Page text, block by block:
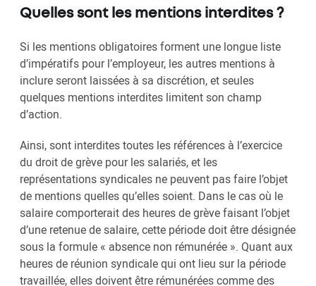
Quelles sont les mentions interdites ?
Si les mentions obligatoires forment une longue liste
d’impératifs pour l’employeur, les autres mentions à
inclure seront laissées à sa discrétion, et seules
quelques mentions interdites limitent son champ
d’action.
Ainsi, sont interdites toutes les références à l’exercice
du droit de grève pour les salariés, et les
représentations syndicales ne peuvent pas faire l’objet
de mentions quelles qu’elles soient. Dans le cas où le
salaire comporterait des heures de grève faisant l’objet
d’une retenue de salaire, cette période doit être désignée
sous la formule « absence non rémunérée ». Quant aux
heures de réunion syndicale qui ont lieu sur la période
travaillée, elles doivent être rémunérées comme des